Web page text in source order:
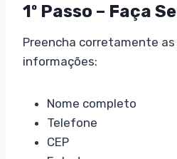
1º Passo – Faça
Preencha corretamente
informações:
Nome completo
Telefone
CEP